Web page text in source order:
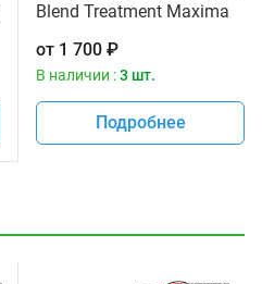
Blend Treatment Maxima
от 1 700 ₽
В наличии :3 шт.
Подробнее